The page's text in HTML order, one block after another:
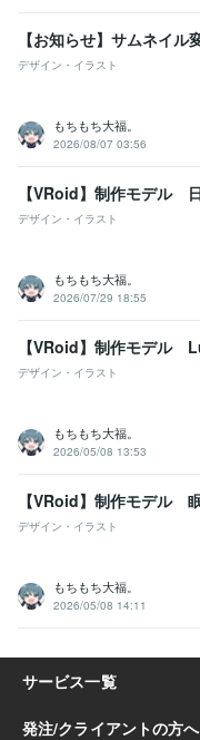
【お知らせ】サムネイル
デザイン・イラスト
もちもち大福。
2026/08/07 03:56
【VRoid】制作モデル
デザイン・イラスト
もちもち大福。
2026/07/29 18:55
【VRoid】制作モデル
デザイン・イラスト
もちもち大福。
2026/05/08 13:53
【VRoid】制作モデル
デザイン・イラスト
もちもち大福。
2026/05/08 14:11